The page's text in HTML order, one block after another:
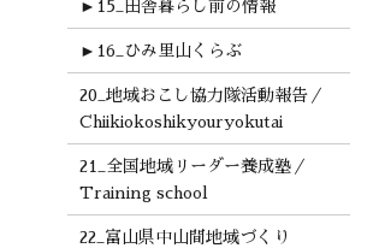
► 15_田舎暮らし前の情報
► 16_ひみ里山くらぶ
20_地域おこし協力隊活動報告／
Chiikiokoshikyouryokutai
21_全国地域リーダー養成塾／
Training school
22_富山県中山間地域づくり